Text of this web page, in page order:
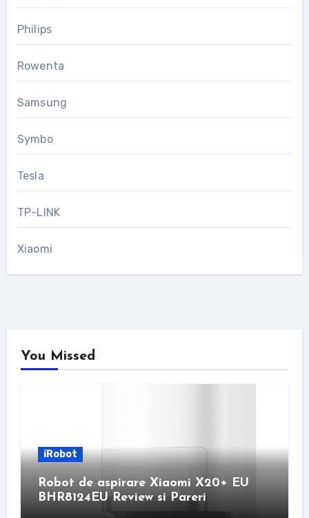
Philips
Rowenta
Samsung
Symbo
Tesla
TP-LINK
Xiaomi
You Missed
iRobot
Robot de aspirare Xiaomi X20+ EU
BHR8124EU Review si Pareri